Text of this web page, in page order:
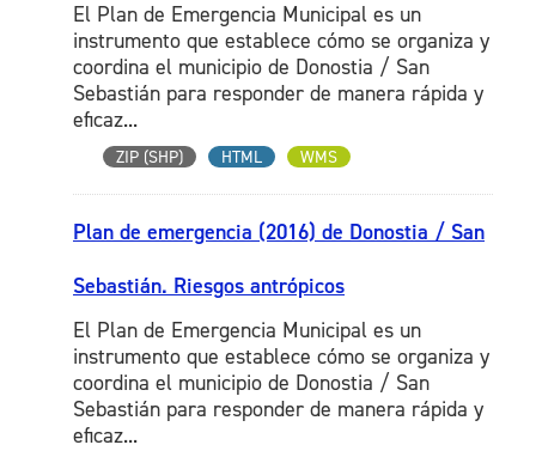
El Plan de Emergencia Municipal es un
instrumento que establece cómo se organiza y
coordina el municipio de Donostia / San
Sebastián para responder de manera rápida y
eficaz...
ZIP (SHP) HTML WMS
Plan de emergencia (2016) de Donostia / San
Sebastián. Riesgos antrópicos
El Plan de Emergencia Municipal es un
instrumento que establece cómo se organiza y
coordina el municipio de Donostia / San
Sebastián para responder de manera rápida y
eficaz...